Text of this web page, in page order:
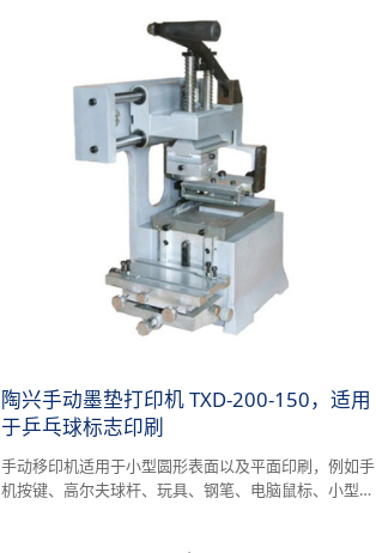
陶兴手动墨垫打印机 TXD-200-150，适用
于乒乓球标志印刷
手动移印机适用于小型圆形表面以及平面印刷，例如手
机按键、高尔夫球杆、玩具、钢笔、电脑鼠标、小型电